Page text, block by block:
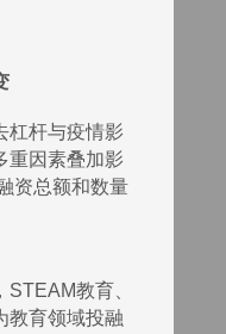
杠杆与疫情影
重因素叠加影
资总额和数量
教育、
教育领域投融